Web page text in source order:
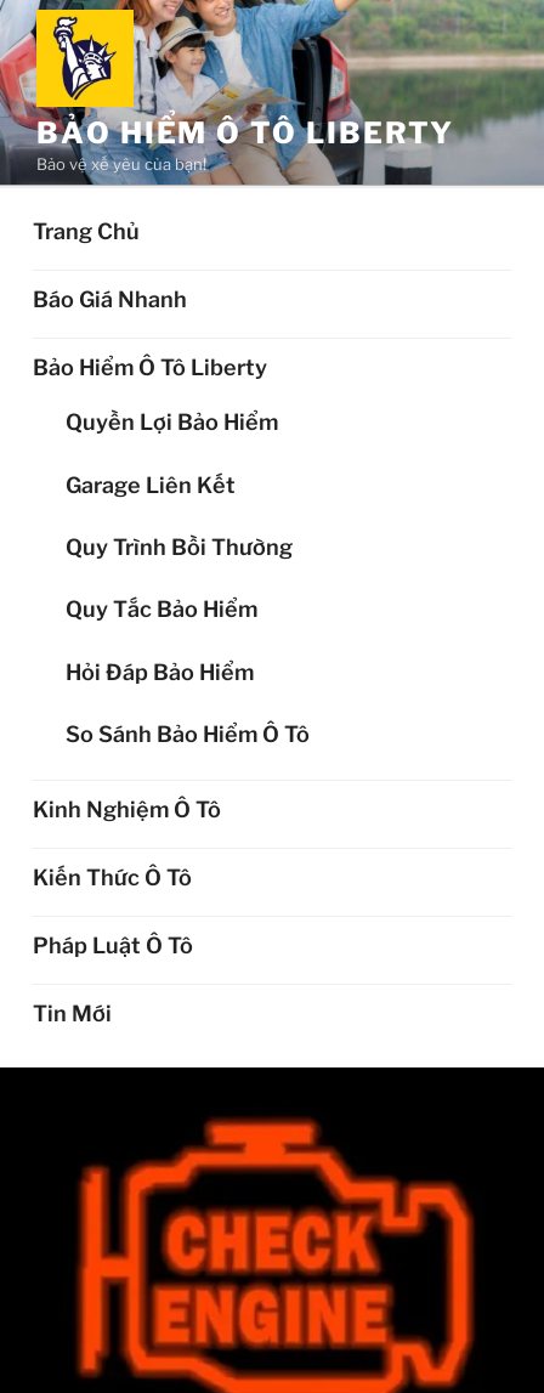
Chuyển
đến
phần
nội
dungBẢO HIỂM Ô TÔ LIBERTY
Bảo vệ xế yêu của bạn!
Trang Chủ
Báo Giá Nhanh
Bảo Hiểm Ô Tô Liberty
Quyền Lợi Bảo Hiểm
Garage Liên Kết
Quy Trình Bồi Thường
Quy Tắc Bảo Hiểm
Hỏi Đáp Bảo Hiểm
So Sánh Bảo Hiểm Ô Tô
Kinh Nghiệm Ô Tô
Kiến Thức Ô Tô
Pháp Luật Ô Tô
Tin Mới